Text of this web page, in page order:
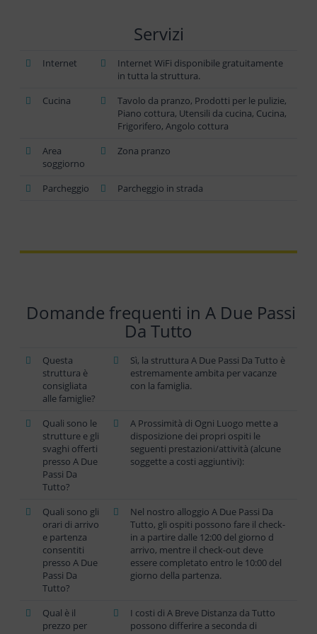
Servizi
Internet
Internet WiFi disponibile gratuitamente
in tutta la struttura.
Cucina
Tavolo da pranzo, Prodotti per le pulizie,
Piano cottura, Utensili da cucina, Cucina,
Frigorifero, Angolo cottura
Area
soggiorno
Zona pranzo
Parcheggio Parcheggio in strada
Domande frequenti in A Due Passi
Da Tutto
Questa
struttura è
consigliata
alle famiglie?
Sì, la struttura A Due Passi Da Tutto è
estremamente ambita per vacanze
con la famiglia.
Quali sono le
strutture e gli
svaghi offerti
presso A Due
Passi Da
Tutto?
A Prossimità di Ogni Luogo mette a
disposizione dei propri ospiti le
seguenti prestazioni/attività (alcune
soggette a costi aggiuntivi):
Quali sono gli
orari di arrivo
e partenza
consentiti
presso A Due
Passi Da
Tutto?
Nel nostro alloggio A Due Passi Da
Tutto, gli ospiti possono fare il check-
in a partire dalle 12:00 del giorno d
arrivo, mentre il check-out deve
essere completato entro le 10:00 del
giorno della partenza.
Qual è il
prezzo per
I costi di A Breve Distanza da Tutto
possono differire a seconda di